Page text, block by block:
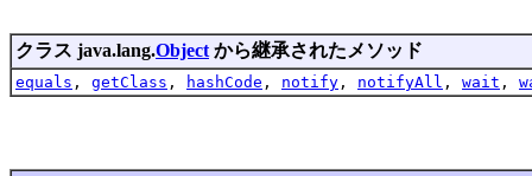
クラス java.lang.Object から継承されたメソッド
equals , getClass , hashCode , notify , notifyAll , wait ,